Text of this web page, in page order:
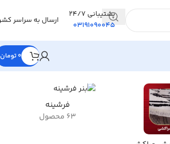
پشتیبانی 24/7
03191090045
ارسال به سراسر
0 تومان
فرشینه
63 محصول